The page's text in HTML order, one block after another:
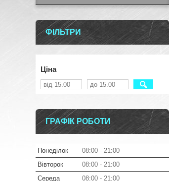
ФІЛЬТРИ
Ціна
ГРАФІК РОБОТИ
Понеділок 08:00
21:00
Вівторок
08:00
21:00
Середа
08:00
21:00